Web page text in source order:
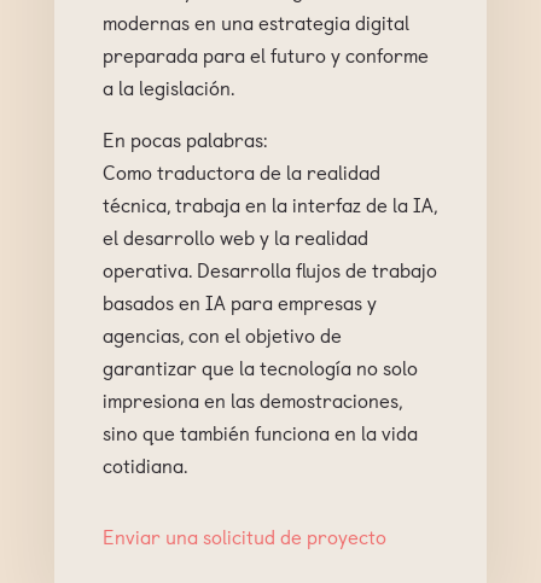
modernas en una estrategia digital
preparada para el futuro y conforme
a la legislación.
En pocas palabras:
Como traductora de la realidad
técnica, trabaja en la interfaz de la IA,
el desarrollo web y la realidad
operativa. Desarrolla flujos de trabajo
basados en IA para empresas y
agencias, con el objetivo de
garantizar que la tecnología no solo
impresiona en las demostraciones,
sino que también funciona en la vida
cotidiana.
Enviar una solicitud de proyecto